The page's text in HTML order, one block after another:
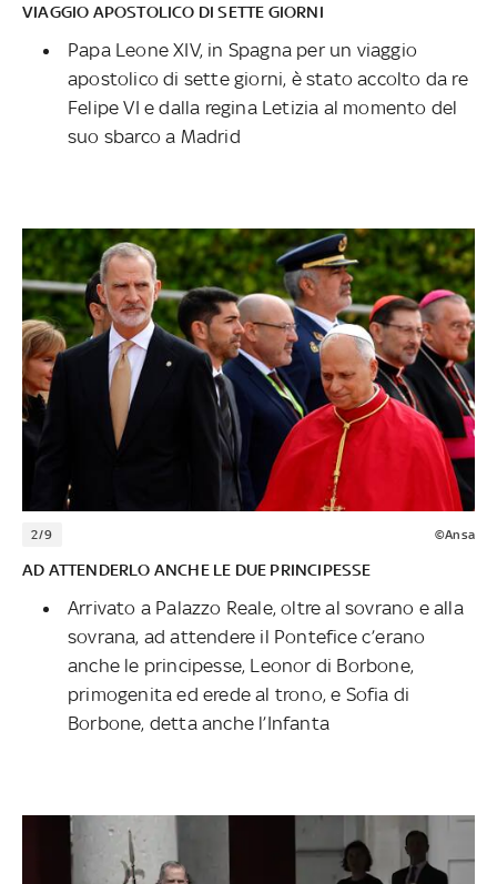
VIAGGIO APOSTOLICO DI SETTE GIORNI
Papa Leone XIV, in Spagna per un viaggio
apostolico di sette giorni, è stato accolto da re
Felipe VI e dalla regina Letizia al momento del
suo sbarco a Madrid
2/9 ©Ansa
AD ATTENDERLO ANCHE LE DUE PRINCIPESSE
Arrivato a Palazzo Reale, oltre al sovrano e alla
sovrana, ad attendere il Pontefice c’erano
anche le principesse, Leonor di Borbone,
primogenita ed erede al trono, e Sofia di
Borbone, detta anche l’Infanta